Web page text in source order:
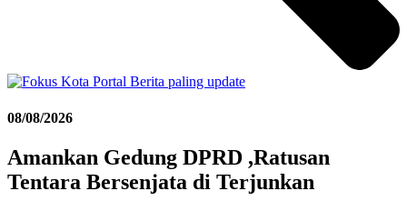
08/08/2026
Amankan Gedung DPRD ,Ratusan
Tentara Bersenjata di Terjunkan